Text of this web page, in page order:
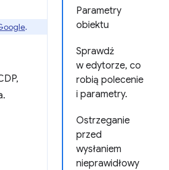
Parametry
obiektu
Sprawdź
w edytorze, co
robią polecenie
i parametry.
Ostrzeganie
przed
wysłaniem
nieprawidłowy
.